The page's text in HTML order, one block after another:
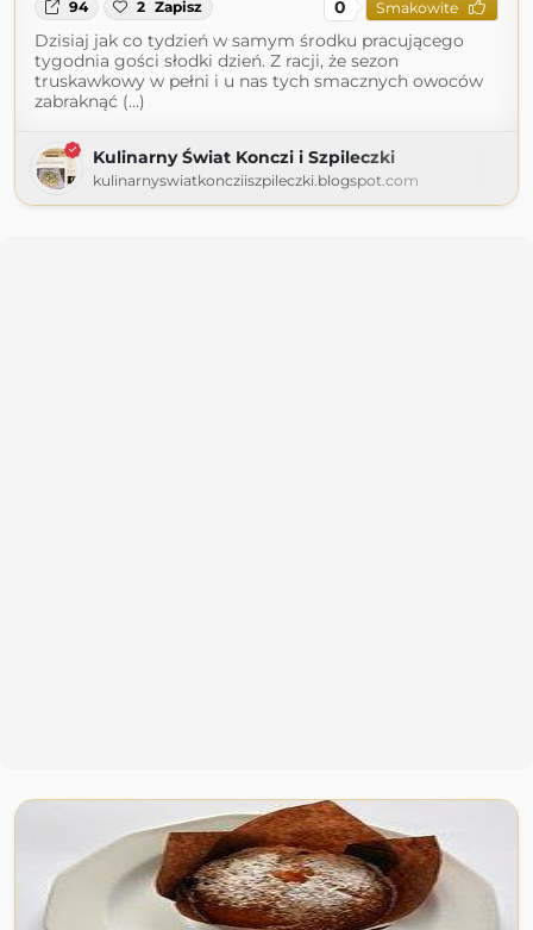
94 2 Zapisz 0 Smakowite
Dzisiaj jak co tydzień w samym środku pracującego
tygodnia gości słodki dzień. Z racji, że sezon
truskawkowy w pełni i u nas tych smacznych owoców
zabraknąć (...)
Kulinarny Świat Konczi i Szpileczki
kulinarnyswiatkoncziiszpileczki.blogspot.com